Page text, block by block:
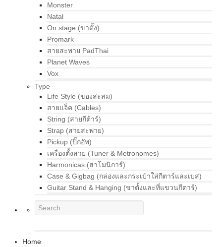
Monster
Natal
On stage (ขาตั้ง)
Promark
สายสะพาย PadThai
Planet Waves
Vox
Type
Life Style (ของสะสม)
สายแจ็ค (Cables)
String (สายกีต้าร์)
Strap (สายสะพาย)
Pickup (ปิ๊กอัพ)
เครื่องตั้งสาย (Tuner & Metronomes)
Harmonicas (ฮาโมนิการ์)
Case & Gigbag (กล่องและกระเป๋าใส่กีตาร์และเบส)
Guitar Stand & Hanging (ขาตั้งและที่แขวนกีตาร์)
Home